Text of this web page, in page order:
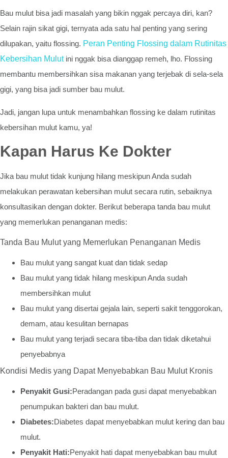
Bau mulut bisa jadi masalah yang bikin nggak percaya diri, kan?
Selain rajin sikat gigi, ternyata ada satu hal penting yang sering
dilupakan, yaitu flossing. Peran Penting Flossing dalam Rutinitas
Kebersihan Mulut ini nggak bisa dianggap remeh, lho. Flossing
membantu membersihkan sisa makanan yang terjebak di sela-sela
gigi, yang bisa jadi sumber bau mulut.
Jadi, jangan lupa untuk menambahkan flossing ke dalam rutinitas
kebersihan mulut kamu, ya!
Kapan Harus Ke Dokter
Jika bau mulut tidak kunjung hilang meskipun Anda sudah
melakukan perawatan kebersihan mulut secara rutin, sebaiknya
konsultasikan dengan dokter. Berikut beberapa tanda bau mulut
yang memerlukan penanganan medis:
Tanda Bau Mulut yang Memerlukan Penanganan Medis
Bau mulut yang sangat kuat dan tidak sedap
Bau mulut yang tidak hilang meskipun Anda sudah
membersihkan mulut
Bau mulut yang disertai gejala lain, seperti sakit tenggorokan,
demam, atau kesulitan bernapas
Bau mulut yang terjadi secara tiba-tiba dan tidak diketahui
penyebabnya
Kondisi Medis yang Dapat Menyebabkan Bau Mulut Kronis
Penyakit Gusi:Peradangan pada gusi dapat menyebabkan
penumpukan bakteri dan bau mulut.
Diabetes:Diabetes dapat menyebabkan mulut kering dan bau
mulut.
Penyakit Hati:Penyakit hati dapat menyebabkan bau mulut